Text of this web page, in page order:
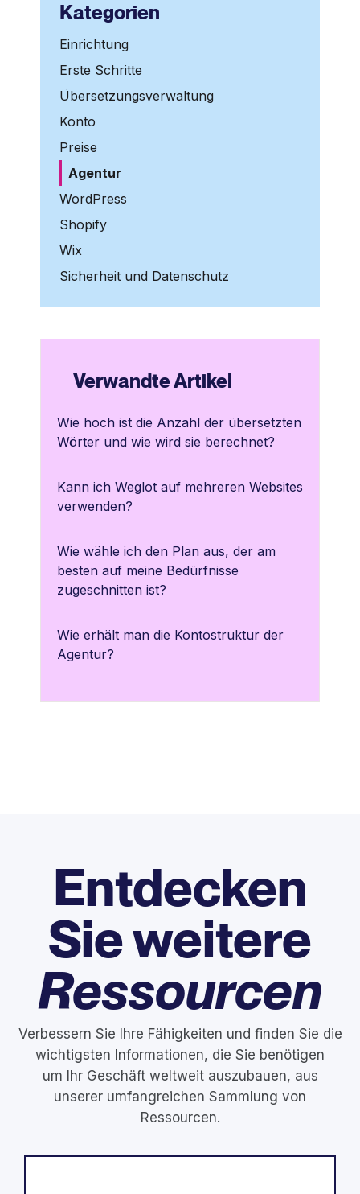
Kategorien
Einrichtung
Erste Schritte
Übersetzungsverwaltung
Konto
Preise
Agentur
WordPress
Shopify
Wix
Sicherheit und Datenschutz
Verwandte Artikel
Wie hoch ist die Anzahl der übersetzten
Wörter und wie wird sie berechnet?
Kann ich Weglot auf mehreren Websites
verwenden?
Wie wähle ich den Plan aus, der am
besten auf meine Bedürfnisse
zugeschnitten ist?
Wie erhält man die Kontostruktur der
Agentur?
Entdecken
Sie weitere
Ressourcen
Verbessern Sie Ihre Fähigkeiten und finden Sie die
wichtigsten Informationen, die Sie benötigen
um Ihr Geschäft weltweit auszubauen, aus
unserer umfangreichen Sammlung von
Ressourcen.